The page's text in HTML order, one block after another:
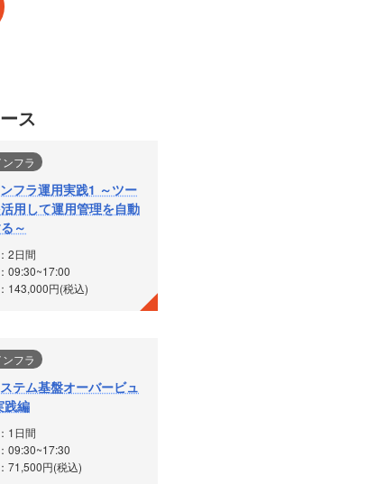
ス
ンフラ
フラ運用実践1 ～ツー
用して運用管理を自動
～
2日間
09:30~17:00
143,000円(税込)
ンフラ
テム基盤オーバービュ
践編
1日間
09:30~17:30
71,500円(税込)